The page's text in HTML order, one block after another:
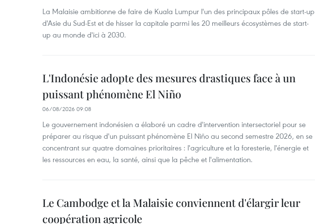
La Malaisie ambitionne de faire de Kuala Lumpur l'un des principaux pôles de start-up
d'Asie du Sud-Est et de hisser la capitale parmi les 20 meilleurs écosystèmes de start-
up au monde d'ici à 2030.
L'Indonésie adopte des mesures drastiques face à un
puissant phénomène El Niño
06/08/2026 09:08
Le gouvernement indonésien a élaboré un cadre d'intervention intersectoriel pour se
préparer au risque d'un puissant phénomène El Niño au second semestre 2026, en se
concentrant sur quatre domaines prioritaires : l'agriculture et la foresterie, l'énergie et
les ressources en eau, la santé, ainsi que la pêche et l'alimentation.
Le Cambodge et la Malaisie conviennent d'élargir leur
coopération agricole